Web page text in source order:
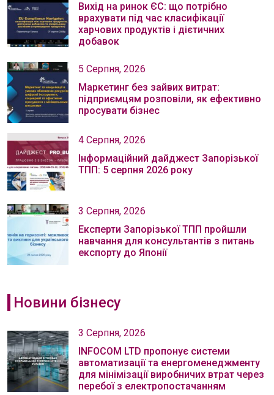
Вихід на ринок ЄС: що потрібно
врахувати під час класифікації
харчових продуктів і дієтичних
добавок
5 Серпня, 2026
Маркетинг без зайвих витрат:
підприємцям розповіли, як ефективно
просувати бізнес
4 Серпня, 2026
Інформаційний дайджест Запорізької
ТПП: 5 серпня 2026 року
3 Серпня, 2026
Експерти Запорізької ТПП пройшли
навчання для консультантів з питань
експорту до Японії
Новини бізнесу
3 Серпня, 2026
INFOCOM LTD пропонує системи
автоматизації та енергоменеджменту
для мінімізації виробничих втрат через
перебої з електропостачанням